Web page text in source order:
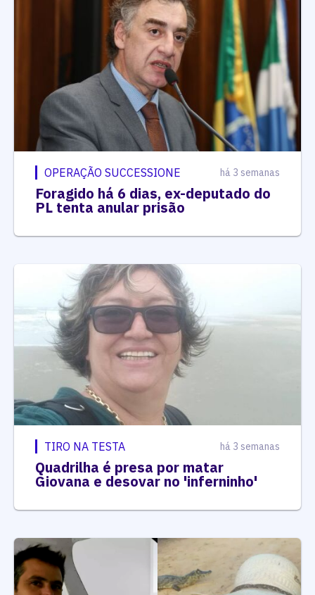
OPERAÇÃO SUCCESSIONE há 3 semanas
Foragido há 6 dias, ex-deputado do
PL tenta anular prisão
TIRO NA TESTA há 3 semanas
Quadrilha é presa por matar
Giovana e desovar no 'inferninho'